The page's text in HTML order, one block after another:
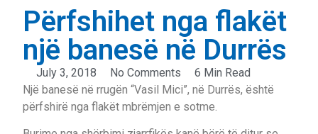
Përfshihet nga flakët
një banesë në Durrës
July 3, 2018 No Comments
6 Min Read
Një banesë në rrugën “Vasil Mici”, në Durrës, është
përfshirë nga flakët mbrëmjen e sotme.